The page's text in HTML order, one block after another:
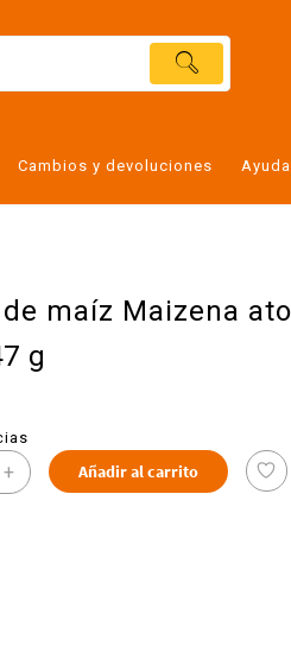
Cambios y devoluciones Ayuda
maíz Maizena
g
+ Añadir al carrito